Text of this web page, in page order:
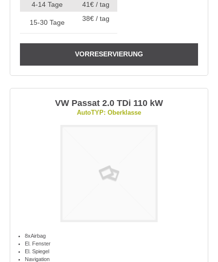
4-14 Tage
41€ / tag
15-30 Tage 38€ / tag
VORRESERVIERUNG
VW Passat 2.0 TDi 110 kW
AutoTYP: Oberklasse
8xAirbag
El. Fenster
El. Spiegel
Navigation